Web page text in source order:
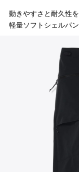
動きやすさと耐久性
軽量ソフトシェルパ